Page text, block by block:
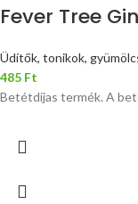
Fever Tree
Üdítők, tonikok,
485 Ft
Betétdíjas termék. A